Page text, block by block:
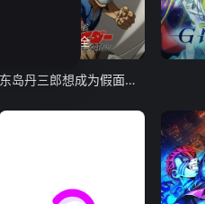
24集全
东岛丹三郎想成为假面骑士